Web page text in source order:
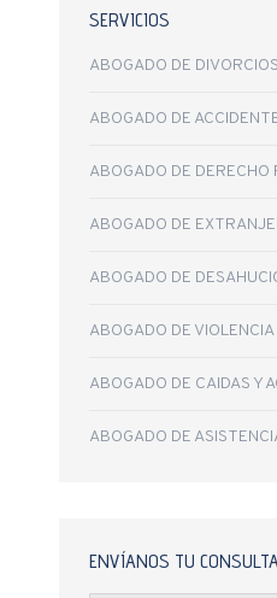
SERVICIOS
ABOGADO DE DIVORCIOS
ABOGADO DE
ABOGADO DE DERECHO
ABOGADO DE
ABOGADO DE
ABOGADO DE VIOLENCIA
ABOGADO DE CAIDAS Y
ABOGADO DE
ENVÍANOS TU